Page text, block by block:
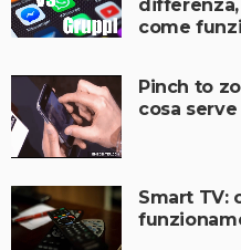
differenza,
come
Pinch to
cosa
Smart TV: